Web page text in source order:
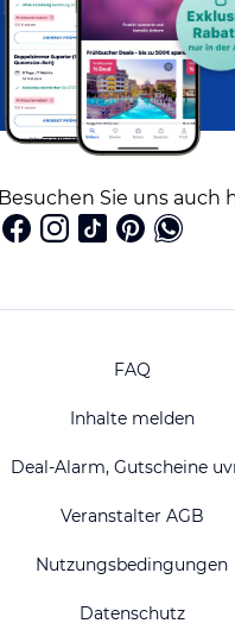
Besuchen Sie uns auch
FAQ
Inhalte melden
Deal-Alarm, Gutscheine
Veranstalter AGB
Nutzungsbedingungen
Datenschutz